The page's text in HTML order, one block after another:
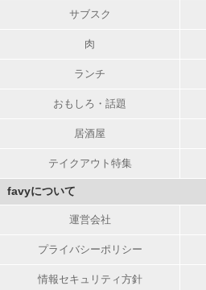
サブスク
肉
ランチ
おもしろ・話題
居酒屋
テイクアウト特集
favyについて
運営会社
プライバシーポリシー
情報セキュリティ方針